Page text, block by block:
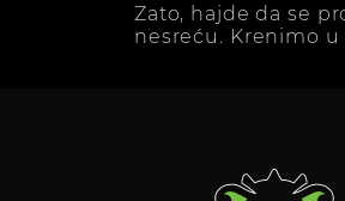
Zato, hajde da se
nesreću. Krenimo